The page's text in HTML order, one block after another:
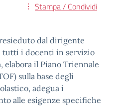
Stampa / Condividi
dal dirigente
tutti i docenti in servizio
elabora il Piano Triennale
sulla base degli
adegua i
alle esigenze specifiche